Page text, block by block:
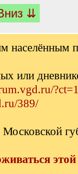
⇊
населённым
или
389/
Московской